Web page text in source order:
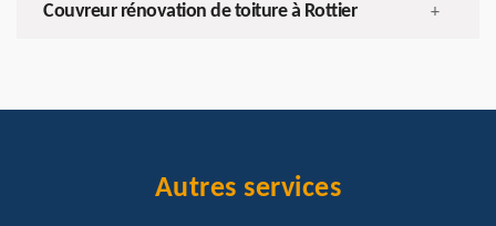
Couvreur rénovation de toiture à Rottier +
Autres services